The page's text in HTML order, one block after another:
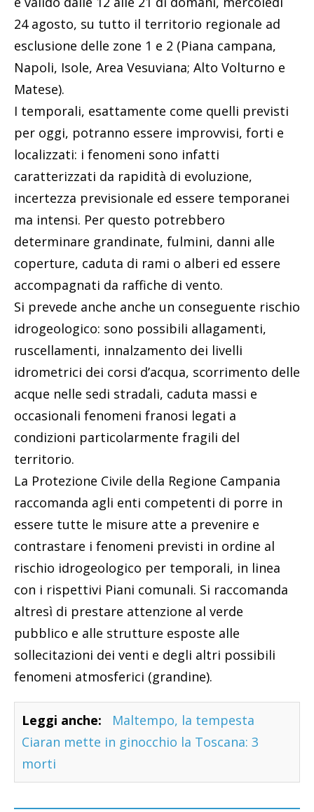
24 agosto, su tutto il territorio regionale ad
esclusione delle zone 1 e 2 (Piana campana,
Napoli, Isole, Area Vesuviana; Alto Volturno e
Matese).
I temporali, esattamente come quelli previsti
per oggi, potranno essere improvvisi, forti e
localizzati: i fenomeni sono infatti
caratterizzati da rapidità di evoluzione,
incertezza previsionale ed essere temporanei
ma intensi. Per questo potrebbero
determinare grandinate, fulmini, danni alle
coperture, caduta di rami o alberi ed essere
accompagnati da raffiche di vento.
Si prevede anche anche un conseguente rischio
idrogeologico: sono possibili allagamenti,
ruscellamenti, innalzamento dei livelli
idrometrici dei corsi d’acqua, scorrimento delle
acque nelle sedi stradali, caduta massi e
occasionali fenomeni franosi legati a
condizioni particolarmente fragili del
territorio.
La Protezione Civile della Regione Campania
raccomanda agli enti competenti di porre in
essere tutte le misure atte a prevenire e
contrastare i fenomeni previsti in ordine al
rischio idrogeologico per temporali, in linea
con i rispettivi Piani comunali. Si raccomanda
altresì di prestare attenzione al verde
pubblico e alle strutture esposte alle
sollecitazioni dei venti e degli altri possibili
fenomeni atmosferici (grandine).
Leggi anche:
Maltempo, la tempesta
Ciaran mette in ginocchio la Toscana: 3
morti